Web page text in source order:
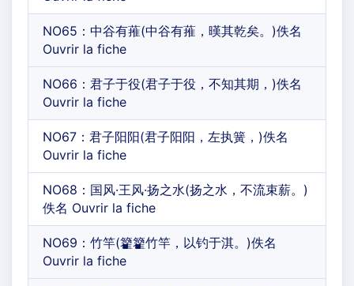
NO65：中谷有蓷(中谷有蓷，暵其乾矣。)佚名
Ouvrir la fiche
NO66：君子于役(君子于役，不知其期，)佚名
Ouvrir la fiche
NO67：君子阳阳(君子阳阳，左执簧，)佚名
Ouvrir la fiche
NO68：国风·王风·扬之水(扬之水，不流束薪。)
佚名 Ouvrir la fiche
NO69：竹竿(籊籊竹竿，以钓于淇。)佚名
Ouvrir la fiche